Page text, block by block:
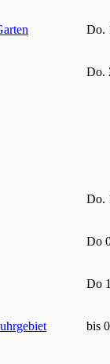
Do.
Do.
Do.
Do
Do
bis